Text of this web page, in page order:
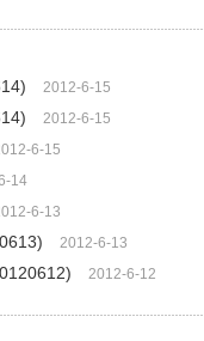
2012-6-15
2012-6-15
6-15
14
6-13
2012-6-13
2012-6-12